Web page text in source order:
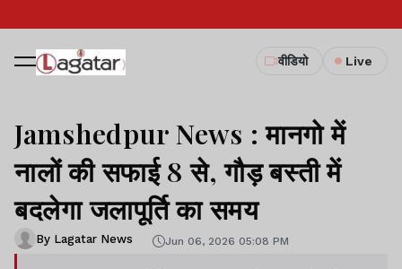
वीडियो Live
Jamshedpur News : मानगो में
नालों की सफाई 8 से, गौड़ बस्ती में
बदलेगा जलापूर्ति का समय
By Lagatar News Jun 06, 2026 05:08 PM